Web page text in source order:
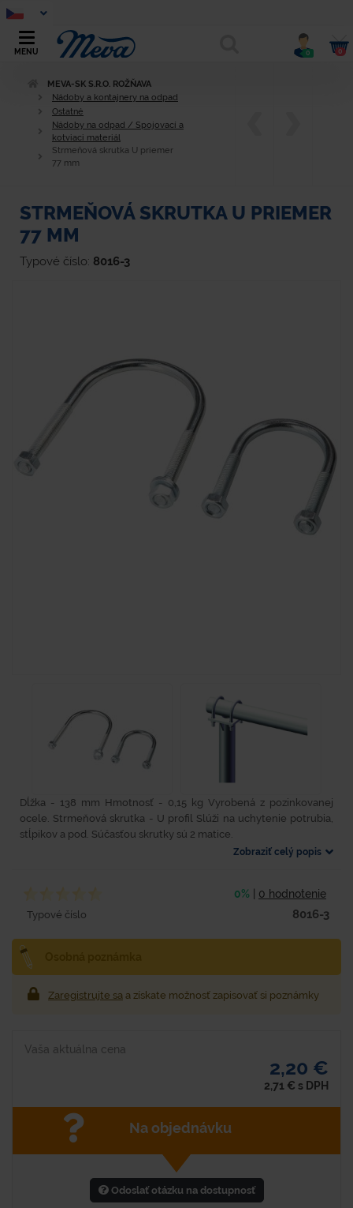
MENU 0 0
MEVA-SK S.R.O. ROŽŇAVA
Nádoby a kontajnery na odpad
Ostatné
Nádoby na odpad / Spojovací a
kotviaci materiál
Strmeňová skrutka U priemer
77 mm
STRMEŇOVÁ SKRUTKA U PRIEMER
77 MM
Typové číslo: 8016-3
Dĺžka - 138 mm Hmotnosť - 0,15 kg Vyrobená z pozinkovanej
ocele. Strmeňová skrutka - U profil Slúži na uchytenie potrubia,
stĺpikov a pod. Súčasťou skrutky sú 2 matice.
Zobraziť celý popis
0% 0 hodnotenie
Typové číslo 8016-3
Zaregistrujte sa a získate možnosť zapisovať si poznámky
Vaša aktuálna cena
2,20 €
2,71 € s DPH
Na objednávku
Odoslať otázku na dostupnosť